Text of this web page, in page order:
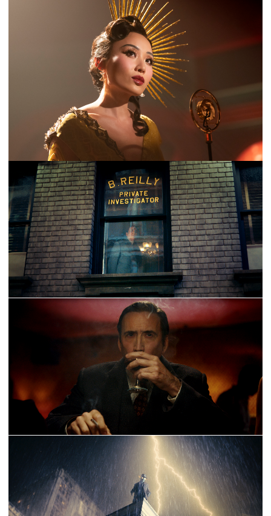
Brendan Gleeson(The Banshees of
Inisherin, Harry Potter). El elenco de estrellas
invitadas incluye aLukas Haas, Cameron
Cary Christopher, Michael Kostroff,
Joe Massingill,Whitney Rice,
Andrew Caldwell,Amy Aquino
Kai Caster.
Spider-Noir es producida por Sony Pictures Television
exclusivamente para MGM+ y Prime Video. El director
ganador del Emmy® Harry Bradbeer(Fleabag, Killing
Eve) dirigió y fungió como productor ejecutivo de los
dos primeros episodios. Mientras Oren Uziel(The Lost
City, 22 Jump Street)ySteve Lightfoot(Marvel’s The
Punisher, Shantaram) se desempeñan como co-
showrunners y productores ejecutivos. Uziel y
Lightfoot desarrollaron la serie junto al equipo
ganador del Oscar®detrás deSpider-Man: Into the
Spider-Verse:Phil Lord,Christopher MilleryAmy
. Lord y Miller fungen como productores
ejecutivos a través de su compañía Lord Miller, junto
Aditya SoodyDan Shear. Además,
participa como productora ejecutiva a través
de Pascal Pictures. Nicolas Cage y Pavlina Hatoupis
también fungen como productores ejecutivos de la
serie.